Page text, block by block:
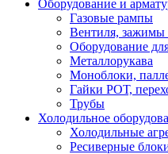
Оборудование и
Газовые рампы
Вентиля,
Оборудование
Металлорукава
Моноблоки,
Гайки РОТ,
Трубы
Холодильное
Холодильные
Ресиверные